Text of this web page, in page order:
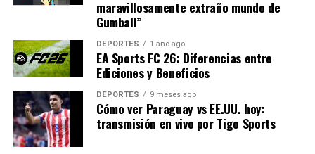
preparada para un juego
dinámico y adaptarse
rápidamente a los cambios
en el campo.”
Mirando hacia el futuro
maravillosamente extraño mundo de
Gumball”
DEPORTES 1 año ago
EA Sports FC 26: Diferencias entre
Ediciones y Beneficios
DEPORTES 9 meses ago
Cómo ver Paraguay vs EE.UU. hoy:
transmisión en vivo por Tigo Sports